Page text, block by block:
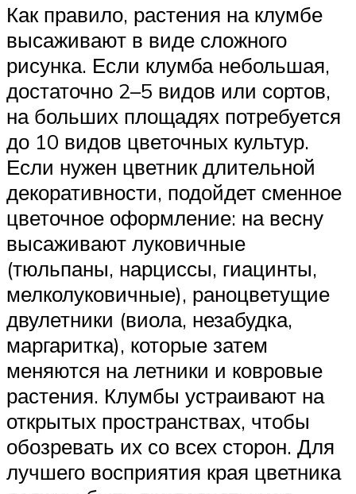
Как правило, растения на клумбе
высаживают в виде сложного
рисунка. Если клумба небольшая,
достаточно 2–5 видов или сортов,
на больших площадях потребуется
до 10 видов цветочных культур.
Если нужен цветник длительной
декоративности, подойдет сменное
цветочное оформление: на весну
высаживают луковичные
(тюльпаны, нарциссы, гиацинты,
мелколуковичные), раноцветущие
двулетники (виола, незабудка,
маргаритка), которые затем
меняются на летники и ковровые
растения. Клумбы устраивают на
открытых пространствах, чтобы
обозревать их со всех сторон. Для
лучшего восприятия края цветника